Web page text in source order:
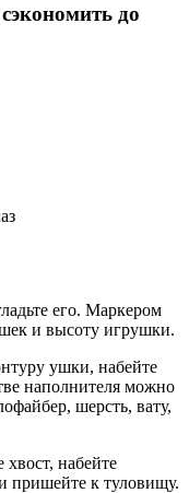
до
его. Маркером
и высоту игрушки.
ушки, набейте
наполнителя можно
шерсть, вату,
набейте
пришейте к туловищу.